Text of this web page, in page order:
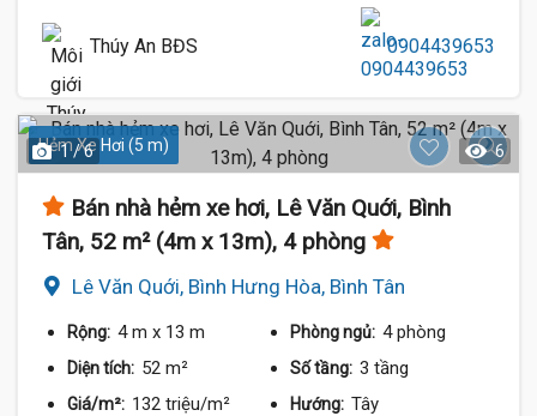
Thúy An BĐS 0904439653
Hẻm Xe Hơi (5 m)
1 / 6 6
Bán nhà hẻm xe hơi, Lê Văn Quới, Bình
Tân, 52 m² (4m x 13m), 4 phòng
Lê Văn Quới, Bình Hưng Hòa, Bình Tân
Rộng: 4 m x 13 m Phòng ngủ: 4 phòng
Diện tích: 52 m² Số tầng: 3 tầng
Giá/m²: 132 triệu/m² Hướng: Tây